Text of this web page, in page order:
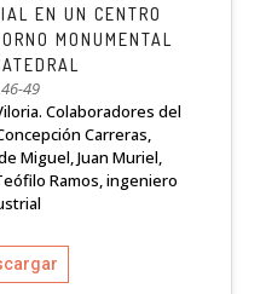
EN UN CENTRO
MONUMENTAL
49
Colaboradores del
Carreras,
Miguel, Juan Muriel,
Ramos, ingeniero